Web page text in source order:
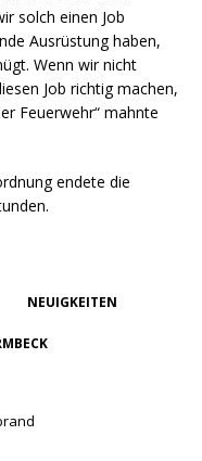
solch einen Job
Ausrüstung haben,
Wenn wir nicht
Job richtig machen,
Feuerwehr“ mahnte
endete die
NEUIGKEITEN